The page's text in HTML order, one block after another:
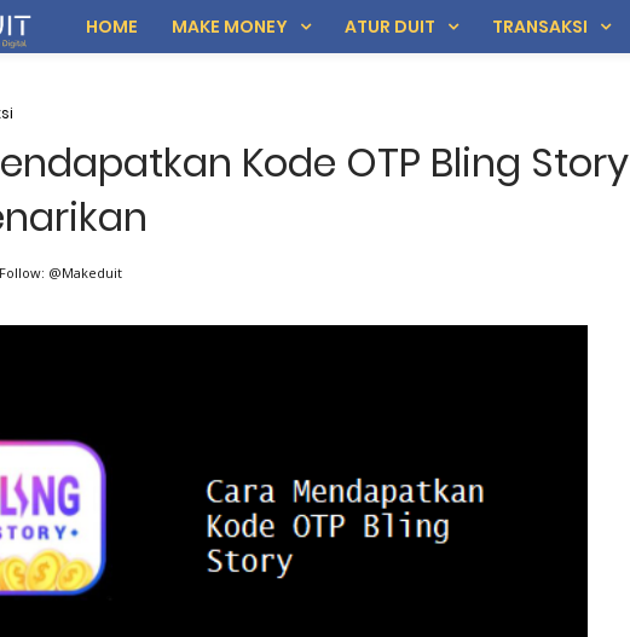
HOME MAKE MONEY ATUR DUIT TRANSAKSI
Kode OTP Bling Story
@Makeduit